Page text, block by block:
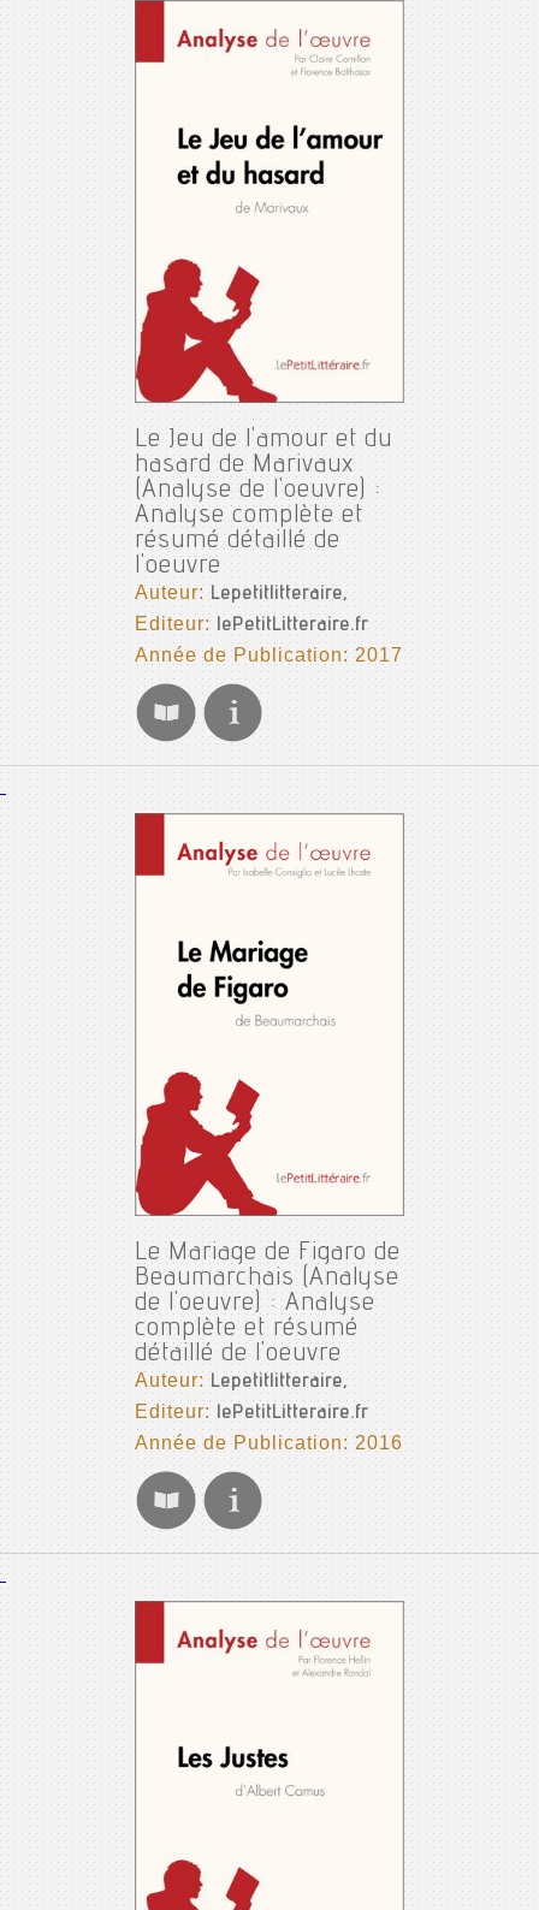
Le Jeu de l'amour et du
hasard de Marivaux
(Analyse de l'oeuvre) :
Analyse complète et
résumé détaillé de
l'oeuvre
Auteur:Lepetitlitteraire,
Editeur: lePetitLitteraire.fr
Année de Publication: 2017
Le Mariage de Figaro de
Beaumarchais (Analyse
de l'oeuvre) : Analyse
complète et résumé
détaillé de l'oeuvre
Auteur:Lepetitlitteraire,
Editeur: lePetitLitteraire.fr
Année de Publication: 2016